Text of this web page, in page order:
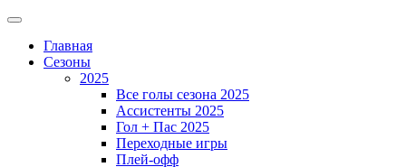
Главная
Сезоны
2025
Все голы сезона 2025
Ассистенты 2025
Гол + Пас 2025
Переходные игры
Плей-офф